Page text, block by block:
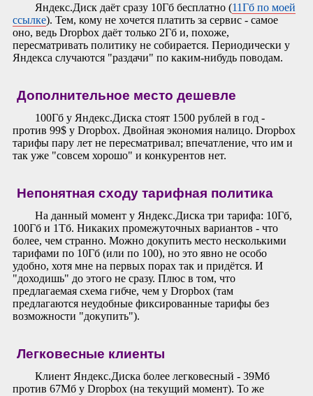
Яндекс.Диск даёт сразу 10Гб бесплатно (11Гб по моей
ссылке). Тем, кому не хочется платить за сервис - самое
оно, ведь Dropbox даёт только 2Гб и, похоже,
пересматривать политику не собирается. Периодически у
Яндекса случаются "раздачи" по каким-нибудь поводам.
Дополнительное место дешевле
100Гб у Яндекс.Диска стоят 1500 рублей в год -
против 99$ у Dropbox. Двойная экономия налицо. Dropbox
тарифы пару лет не пересматривал; впечатление, что им и
так уже "совсем хорошо" и конкурентов нет.
Непонятная сходу тарифная политика
На данный момент у Яндекс.Диска три тарифа: 10Гб,
100Гб и 1Тб. Никаких промежуточных вариантов - что
более, чем странно. Можно докупить место несколькими
тарифами по 10Гб (или по 100), но это явно не особо
удобно, хотя мне на первых порах так и придётся. И
"доходишь" до этого не сразу. Плюс в том, что
предлагаемая схема гибче, чем у Dropbox (там
предлагаются неудобные фиксированные тарифы без
возможности "докупить").
Легковесные клиенты
Клиент Яндекс.Диска более легковесный - 39Мб
против 67Мб у Dropbox (на текущий момент). То же